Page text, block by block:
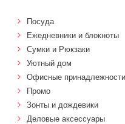
Посуда
Ежедневники и блокноты
Сумки и Рюкзаки
Уютный дом
Офисные принадлежности
Промо
Зонты и дождевики
Деловые аксессуары